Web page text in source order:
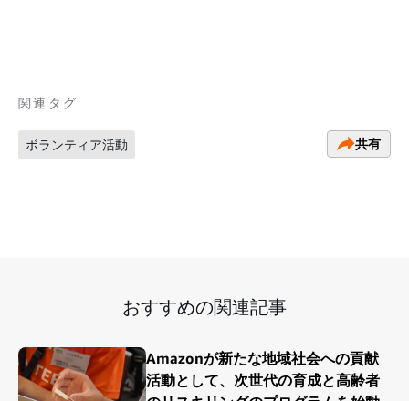
関連タグ
ボランティア活動 共有
おすすめの関連記事
Amazonが新たな地域社会への貢献
活動として、次世代の育成と高齢者